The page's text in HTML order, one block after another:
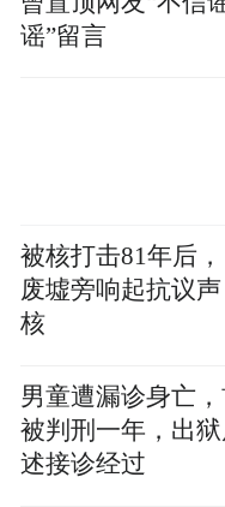
上饶公安交管部
谣”留言
被核打击81年后
废墟旁响起抗议
核
男童遭漏诊身亡
被判刑一年，出
述接诊经过